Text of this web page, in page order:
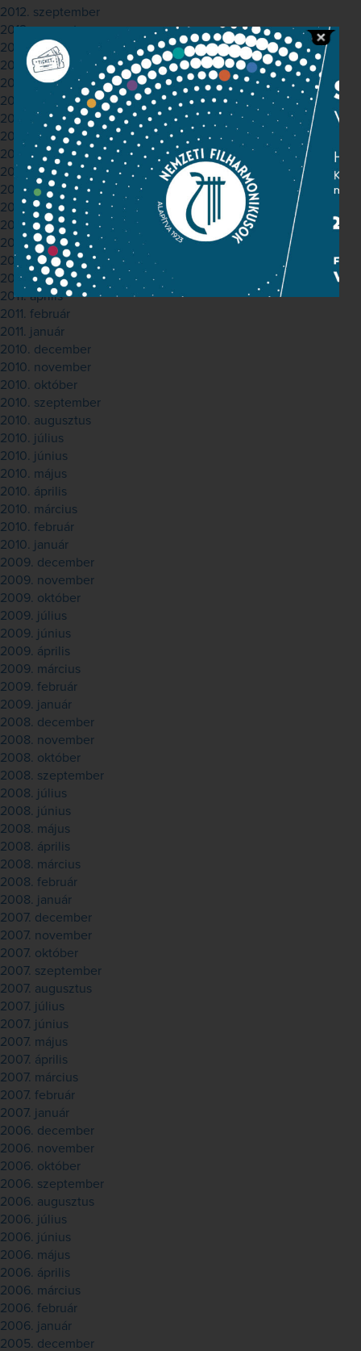
2012. szeptember
2012. augusztus
2012. július
2012. június
2012. május
2012. április
2012. március
2012. február
2012. január
2011. december
2011. november
2011. október
2011. szeptember
2011. augusztus
2011. július
2011. május
2011. április
2011. február
2011. január
2010. december
2010. november
2010. október
2010. szeptember
2010. augusztus
2010. július
2010. június
2010. május
2010. április
2010. március
2010. február
2010. január
2009. december
2009. november
2009. október
2009. július
2009. június
2009. április
2009. március
2009. február
2009. január
2008. december
2008. november
2008. október
2008. szeptember
2008. július
2008. június
2008. május
2008. április
2008. március
2008. február
2008. január
2007. december
2007. november
2007. október
2007. szeptember
2007. augusztus
2007. július
2007. június
2007. május
2007. április
2007. március
2007. február
2007. január
2006. december
2006. november
2006. október
2006. szeptember
2006. augusztus
2006. július
2006. június
2006. május
2006. április
2006. március
2006. február
2006. január
2005. december